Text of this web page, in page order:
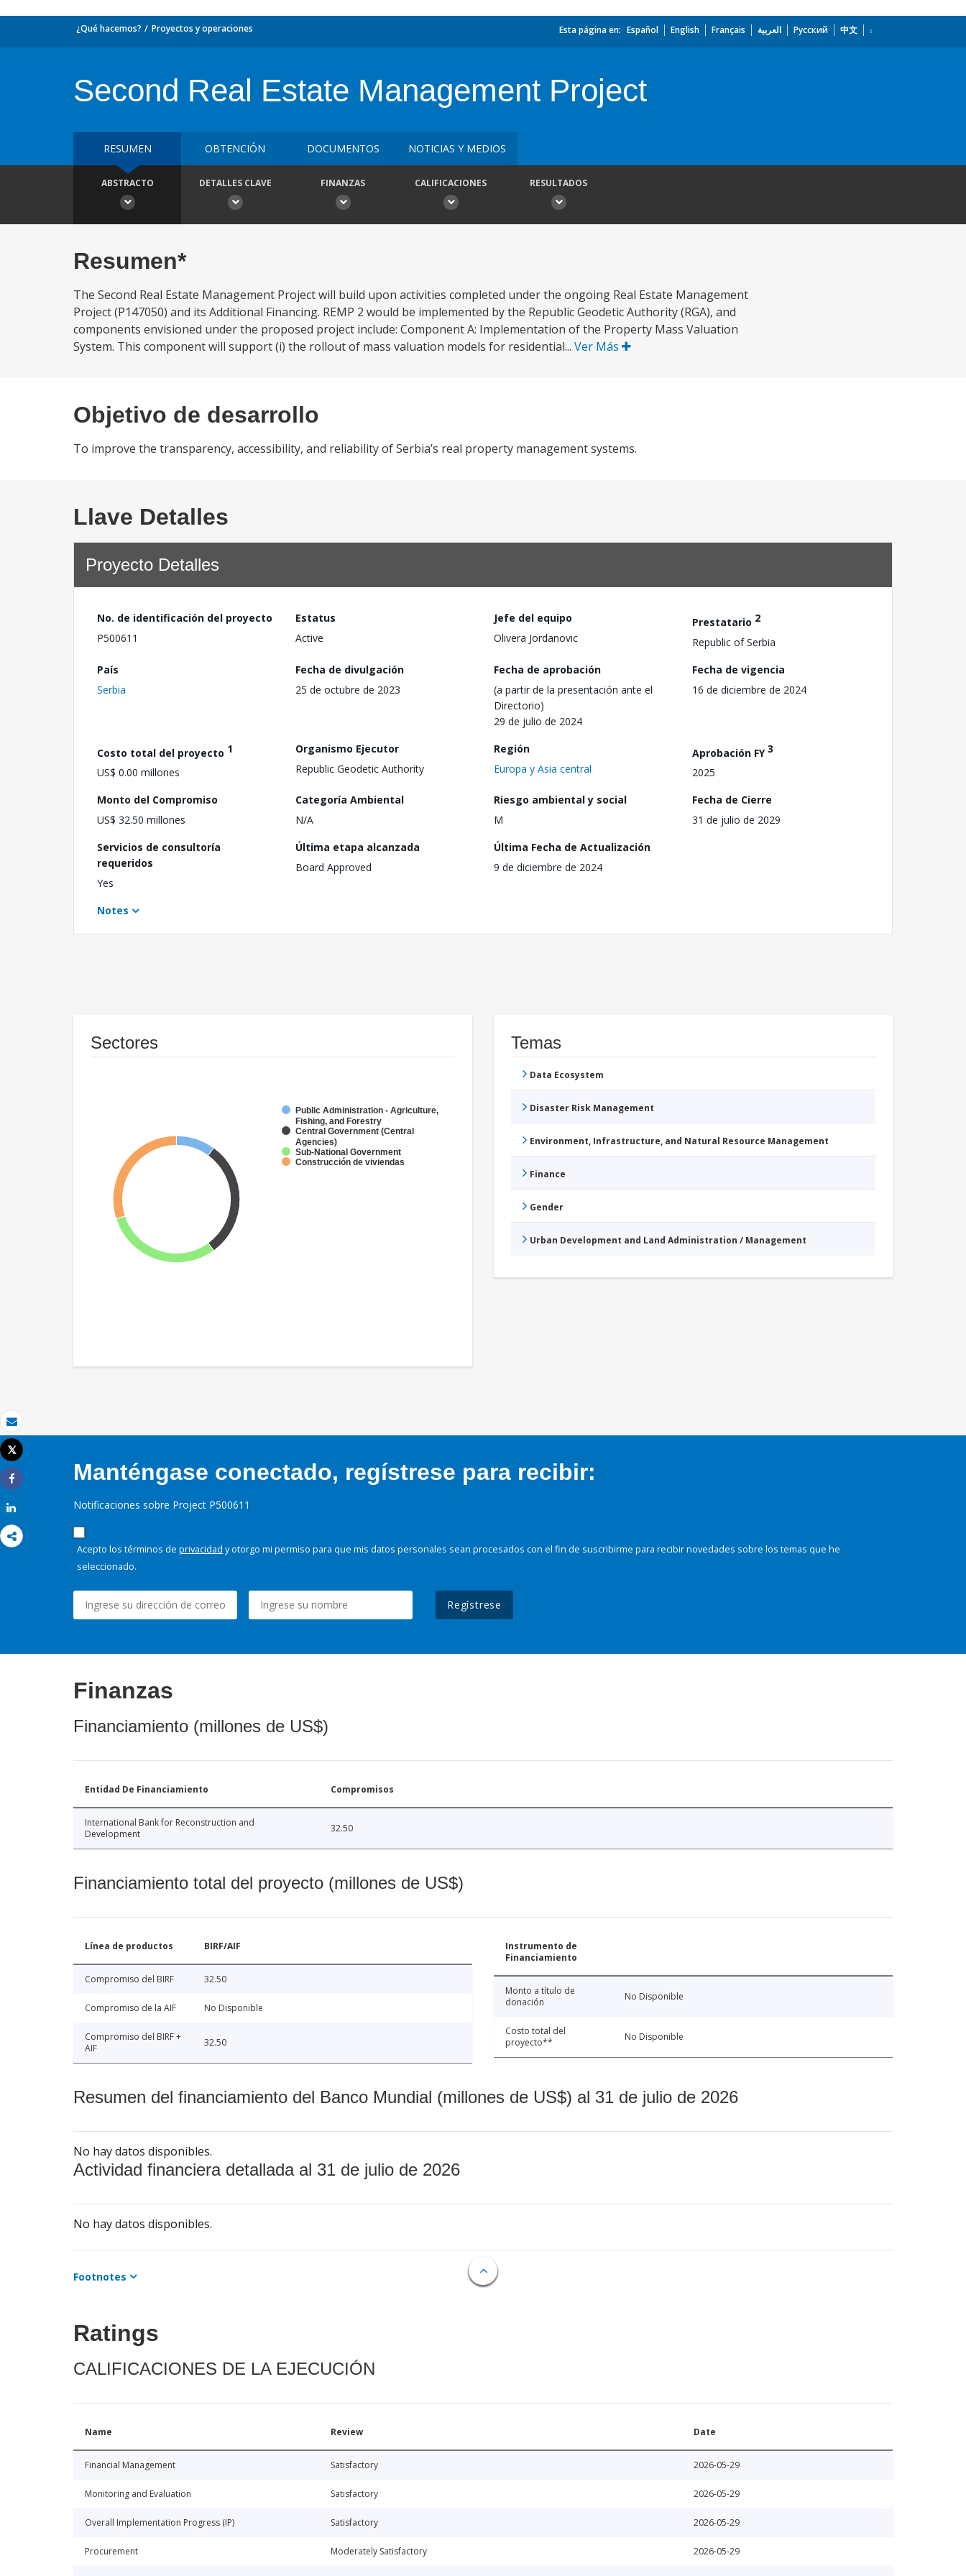
Correo electrónico
Imprimir
Tweet
Share
¿Qué hacemos? Proyectos y operaciones Esta página en: Español English Français العربية Русский 中文
Second Real Estate Management Project
RESUMEN OBTENCIÓN DOCUMENTOS NOTICIAS Y MEDIOS
ABSTRACTO DETALLES CLAVE FINANZAS CALIFICACIONES RESULTADOS
Resumen*
The Second Real Estate Management Project will build upon activities completed under the ongoing Real Estate Management
Project (P147050) and its Additional Financing. REMP 2 would be implemented by the Republic Geodetic Authority (RGA), and
components envisioned under the proposed project include: Component A: Implementation of the Property Mass Valuation
System. This component will support (i) the rollout of mass valuation models for residential... Ver Más
Objetivo de desarrollo
To improve the transparency, accessibility, and reliability of Serbia’s real property management systems.
Llave Detalles
Proyecto Detalles
No. de identificación del proyecto
P500611
Estatus
Active
Jefe del equipo
Olivera Jordanovic
Prestatario 2
Republic of Serbia
País
Serbia
Fecha de divulgación
25 de octubre de 2023
Fecha de aprobación
(a partir de la presentación ante el
Directorio)
29 de julio de 2024
Fecha de vigencia
16 de diciembre de 2024
Costo total del proyecto 1
US$ 0.00 millones
Organismo Ejecutor
Republic Geodetic Authority
Región
Europa y Asia central
Aprobación FY3
2025
Monto del Compromiso
US$ 32.50 millones
Categoría Ambiental
N/A
Riesgo ambiental y social
M
Fecha de Cierre
31 de julio de 2029
Servicios de consultoría
requeridos
Yes
Última etapa alcanzada
Board Approved
Última Fecha de Actualización
9 de diciembre de 2024
Notes
Sectores
Public Administration - Agriculture,
Fishing, and Forestry
Central Government (Central
Agencies)
Sub-National Government
Construcción de viviendas
Temas
Data Ecosystem
Disaster Risk Management
Environment, Infrastructure, and Natural Resource Management
Finance
Gender
Urban Development and Land Administration / Management
Manténgase conectado, regístrese para recibir:
Notificaciones sobre Project P500611
Acepto los términos de privacidad y otorgo mi permiso para que mis datos personales sean procesados con el fin de suscribirme para recibir novedades sobre los temas que he
seleccionado.
Regístrese
Finanzas
Financiamiento (millones de US$)
Entidad De Financiamiento Compromisos
International Bank for Reconstruction and
Development
32.50
Financiamiento total del proyecto (millones de US$)
Línea de productos BIRF/AIF
Compromiso del BIRF 32.50
Compromiso de la AIF No Disponible
Compromiso del BIRF +
AIF
32.50
Instrumento de
Financiamiento
Monto a título de
donación
No Disponible
Costo total del
proyecto**
No Disponible
Resumen del financiamiento del Banco Mundial (millones de US$) al 31 de julio de 2026
No hay datos disponibles.
Actividad financiera detallada al 31 de julio de 2026
No hay datos disponibles.
Footnotes
Ratings
CALIFICACIONES DE LA EJECUCIÓN
Name Review Date
Financial Management Satisfactory 2026-05-29
Monitoring and Evaluation Satisfactory 2026-05-29
Overall Implementation Progress (IP) Satisfactory 2026-05-29
Procurement Moderately Satisfactory 2026-05-29